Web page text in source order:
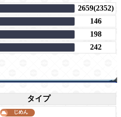
2659(2352)
146
198
242
タイプ